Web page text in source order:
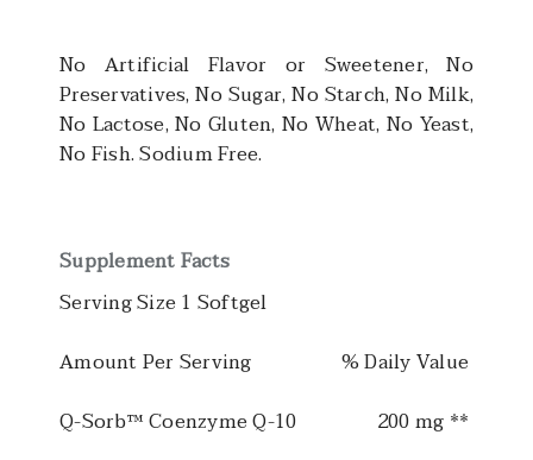
No Artificial Flavor or Sweetener, No
Preservatives, No Sugar, No Starch, No Milk,
No Lactose, No Gluten, No Wheat, No Yeast,
No Fish. Sodium Free.
Supplement Facts
Serving Size 1 Softgel
Amount Per Serving
% Daily Value
Q-Sorb™ Coenzyme Q-10
200 mg **